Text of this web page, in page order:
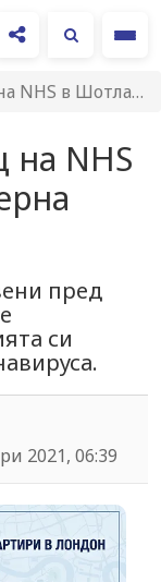
и Северна Ирландия
NHS
пред
си
2021, 06:39